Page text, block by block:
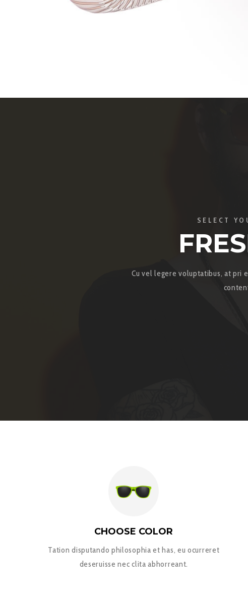
SELECT
Cu vel legere voluptatibus, at pri
CHOOSE COLOR
Tation disputando philosophia et has, eu ocurreret
deseruisse nec clita abhorreant.